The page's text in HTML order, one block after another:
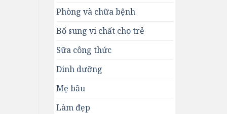
Phòng và chữa bệnh
Bổ sung vi chất cho trẻ
Sữa công thức
Dinh dưỡng
Mẹ bầu
Làm đẹp